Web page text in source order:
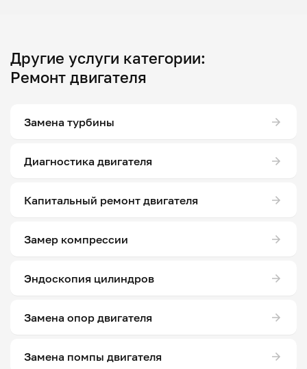
Другие услуги категории:
Ремонт двигателя
Замена турбины
Диагностика двигателя
Капитальный ремонт двигателя
Замер компрессии
Эндоскопия цилиндров
Замена опор двигателя
Замена помпы двигателя